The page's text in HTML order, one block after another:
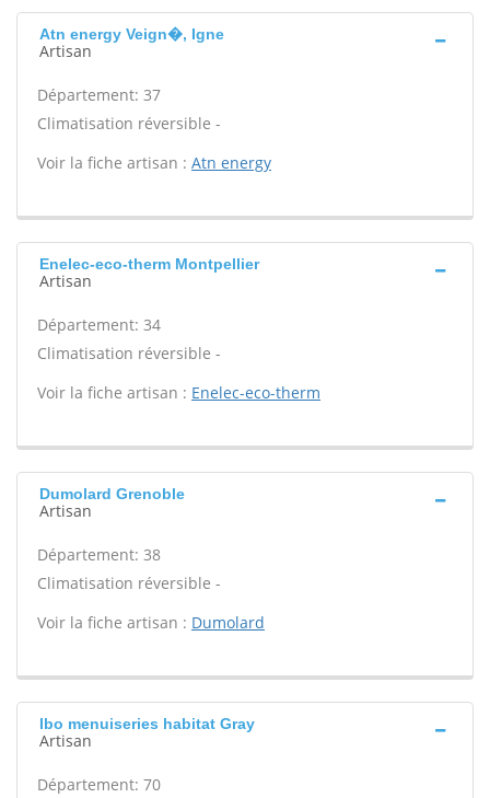
Atn energy Veign�, Igne
Artisan
Département: 37
Climatisation réversible -
Voir la fiche artisan : Atn energy
Enelec-eco-therm Montpellier
Artisan
Département: 34
Climatisation réversible -
Voir la fiche artisan : Enelec-eco-therm
Dumolard Grenoble
Artisan
Département: 38
Climatisation réversible -
Voir la fiche artisan : Dumolard
Ibo menuiseries habitat Gray
Artisan
Département: 70